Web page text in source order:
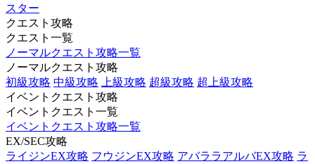
スター
クエスト攻略
クエスト一覧
ノーマルクエスト攻略一覧
ノーマルクエスト攻略
初級攻略 中級攻略 上級攻略 超級攻略 超上級攻略
イベントクエスト攻略
イベントクエスト一覧
イベントクエスト攻略一覧
EX/SEC攻略
ライジンEX攻略 フウジンEX攻略 アバララアルバEX攻略 ラ